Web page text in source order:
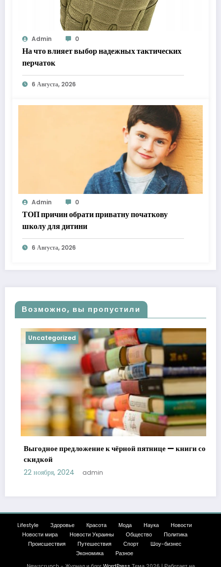
Admin 0
На что влияет выбор надежных тактических
перчаток
6 Августа, 2026
Admin 0
ТОП причин обрати приватну початкову
школу для дитини
6 Августа, 2026
Возможно, вы пропустили
Uncategorized
Выгодное предложение к чёрной пятнице — книги со
скидкой
22 ноября, 2024 admin
Lifestyle Здоровье Красота Мода Наука
Новости
Новости мира
Новости Украины Общество
Политика
Происшествия
Путешествия Спорт
Шоу-бизнес
Экономика
Разное